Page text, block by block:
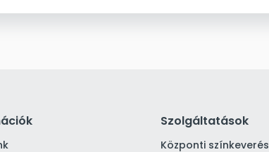
Szolgáltatások
Központi színkeverés